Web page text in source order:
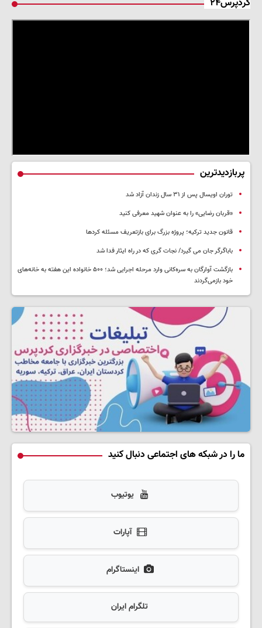
کردپرس۲۴
پربازدیدترین
توران اویسال پس از ۳۱ سال زندان آزاد شد
«قربان رضایی» را به عنوان شهید معرفی کنید
قانون جدید ترکیه؛ پروژه بزرگ‌ برای بازتعریف مسئله کردها
باباگرگر جان می گیرد/ نجات گری که در راه ایثار فدا شد
بازگشت آوارگان به سره‌کانی وارد مرحله اجرایی شد؛ ۵۰۰ خانواده این هفته به خانه‌های
خود بازمی‌گردند
ما را در شبکه های اجتماعی دنبال کنید
یوتیوب
آپارات
اینستاگرام
تلگرام ایران